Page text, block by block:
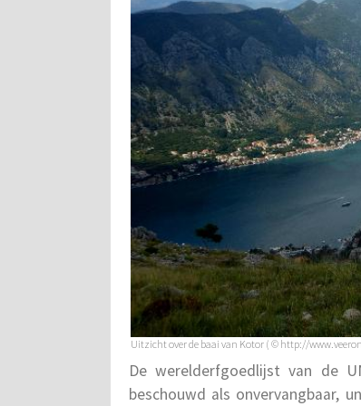
Uitzicht over de baai van Kotor ( © http://
De werelderfgoedlijst van de
beschouwd als onvervangbaar,